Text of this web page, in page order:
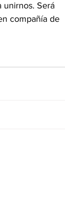
unirnos. Será
compañía de